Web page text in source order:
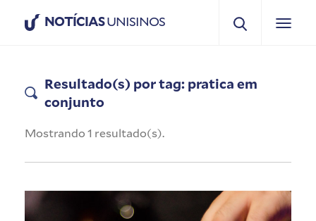
NOTÍCIASUNISINOS
Resultado(s) por tag: pratica em
conjunto
Mostrando 1 resultado(s).